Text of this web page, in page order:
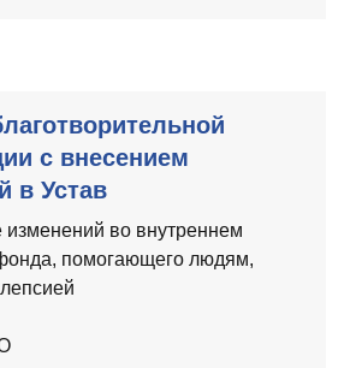
с внесением
в Устав
во внутреннем
помогающего людям,